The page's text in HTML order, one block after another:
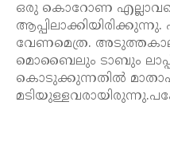
ഒരു കൊറോണ
വേണമെത്ര.
മൊബൈലും ടാബും
കൊടുക്കുന്നതിൽ